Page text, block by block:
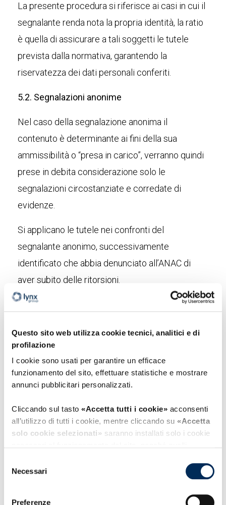
Questo sito web utilizza cookie tecnici, analitici e di
profilazione
I cookie sono usati per garantire un efficace
funzionamento del sito, effettuare statistiche e mostrare
annunci pubblicitari personalizzati.
Cliccando sul tasto «Accetta tutti i cookie» acconsenti
all’utilizzo di tutti i cookie, mentre cliccando su «Accetta
solo cookie selezionati» saranno installati solo i cookie
su“Rifiuta i cookie”
, verranno installati solo i cookie
delNecessari
Preferenze
La presente procedura si riferisce ai casi in cui il
segnalante renda nota la propria identità, la ratio
è quella di assicurare a tali soggetti le tutele
prevista dalla normativa, garantendo la
riservatezza dei dati personali conferiti.
5.2. Segnalazioni anonime
Nel caso della segnalazione anonima il
contenuto è determinante ai fini della sua
ammissibilità o “presa in carico”, verranno quindi
prese in debita considerazione solo le
segnalazioni circostanziate e corredate di
evidenze.
Si applicano le tutele nei confronti del
segnalante anonimo, successivamente
identificato che abbia denunciato all’ANAC di
aver subito delle ritorsioni.
5.3. Oggetto della segnalazione: cosa si può
Il decreto differenzia l’oggetto della
segnalazione in relazione alle caratteristiche dei
soggetti giuridici coinvolti, nella tabella che
essere segnalato e con quali canali: